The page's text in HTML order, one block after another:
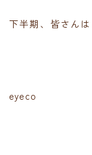
下半期、皆さん
eyeco